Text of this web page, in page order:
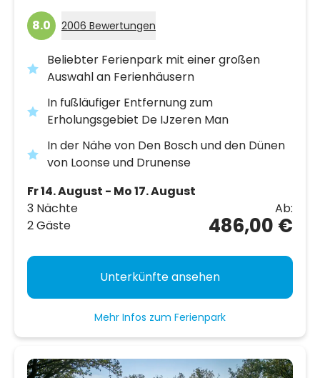
8.0 2006 Bewertungen
Beliebter Ferienpark mit einer großen
Auswahl an Ferienhäusern
In fußläufiger Entfernung zum
Erholungsgebiet De IJzeren Man
In der Nähe von Den Bosch und den Dünen
von Loonse und Drunense
Fr 14. August - Mo 17. August
3 Nächte
2 Gäste
Ab:
486,00 €
Unterkünfte ansehen
Mehr Infos zum Ferienpark